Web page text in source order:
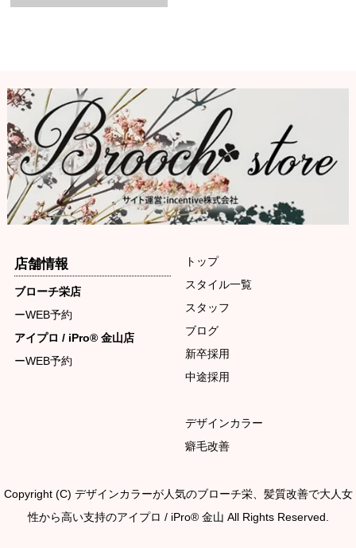
店舗情報
ブローチ栄店
ーWEB予約
アイプロ / iPro® 金山店
ーWEB予約
トップ
スタイル一覧
スタッフ
ブログ
新卒採用
中途採用
デザインカラー
癖毛改善
Copyright (C) デザインカラーが人気のブローチ栄、髪質改善で大人女
性から高い支持のアイプロ / iPro® 金山 All Rights Reserved.